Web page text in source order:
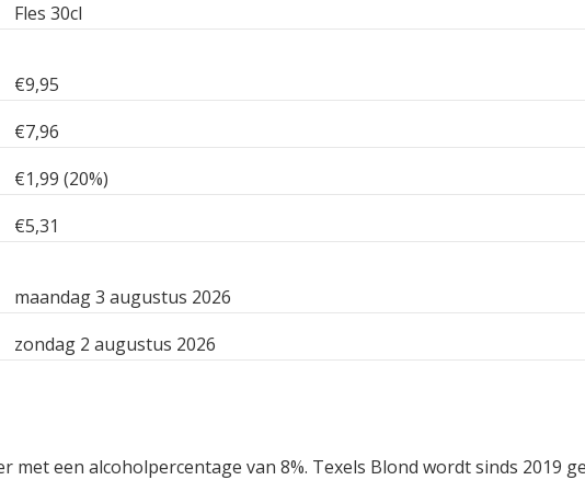
Fles 30cl
€9,95
€7,96
€1,99 (20%)
€5,31
maandag 3 augustus 2026
zondag 2 augustus 2026
met een alcoholpercentage van 8%. Texels Blond wordt sinds 2019